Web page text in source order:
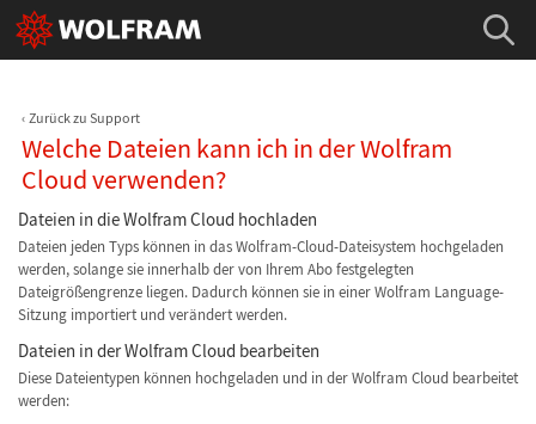
Zurück zu Support
Welche Dateien kann ich in der Wolfram
Cloud verwenden?
Dateien in die Wolfram Cloud hochladen
Dateien jeden Typs können in das Wolfram-Cloud-Dateisystem hochgeladen
werden, solange sie innerhalb der von Ihrem Abo festgelegten
Dateigrößengrenze liegen. Dadurch können sie in einer Wolfram Language-
Sitzung importiert und verändert werden.
Dateien in der Wolfram Cloud bearbeiten
Diese Dateientypen können hochgeladen und in der Wolfram Cloud bearbeitet
werden: